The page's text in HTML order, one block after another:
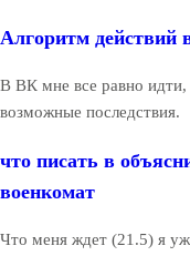
Алгоритм действий
В ВК мне все равно идти,
возможные последствия.
что писать в
военкомат
Что меня ждет (21.5) я